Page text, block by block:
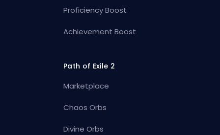
Proficiency Boost
Achievement Boost
Path of Exile 2
Marketplace
Chaos Orbs
Divine Orbs